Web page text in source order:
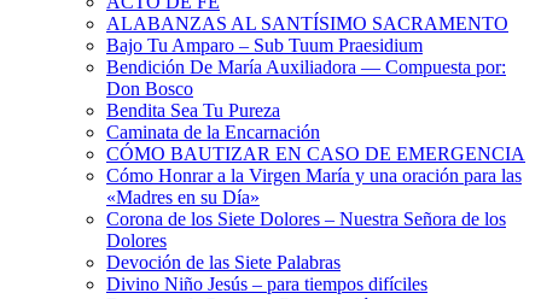
ALABANZAS AL SANTÍSIMO SACRAMENTO
Bajo Tu Amparo – Sub Tuum Praesidium
Bendición De María Auxiliadora — Compuesta por:
Don Bosco
Bendita Sea Tu Pureza
Caminata de la Encarnación
CÓMO BAUTIZAR EN CASO DE EMERGENCIA
Cómo Honrar a la Virgen María y una oración para las
«Madres en su Día»
Corona de los Siete Dolores – Nuestra Señora de los
Dolores
Devoción de las Siete Palabras
Divino Niño Jesús – para tiempos difíciles